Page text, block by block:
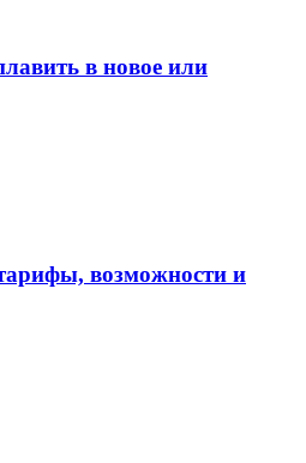
в новое или
возможности и